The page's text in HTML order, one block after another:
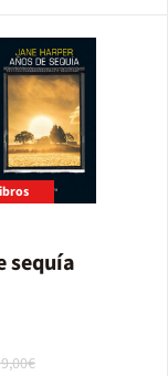
sequía